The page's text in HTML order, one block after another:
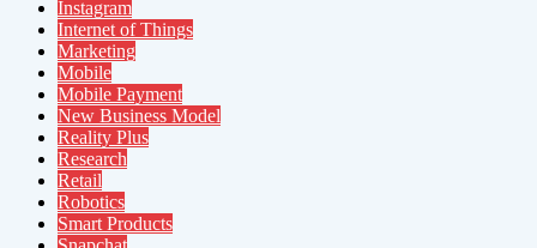
Instagram
Internet of Things
Marketing
Mobile
Mobile Payment
New Business Model
Reality Plus
Research
Retail
Robotics
Smart Products